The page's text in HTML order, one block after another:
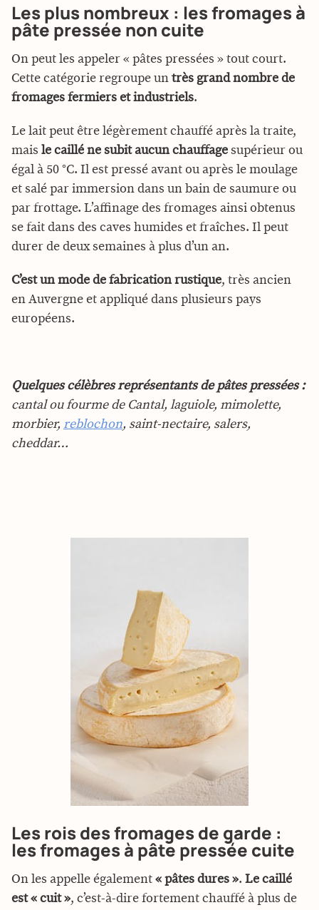
Les plus nombreux : les fromages à
pâte pressée non cuite
On peut les appeler « pâtes pressées » tout court.
Cette catégorie regroupe un très grand nombre de
fromages fermiers et industriels.
Le lait peut être légèrement chauffé après la traite,
mais le caillé ne subit aucun chauffage supérieur ou
égal à 50 °C. Il est pressé avant ou après le moulage
et salé par immersion dans un bain de saumure ou
par frottage. L’affinage des fromages ainsi obtenus
se fait dans des caves humides et fraîches. Il peut
durer de deux semaines à plus d’un an.
C’est un mode de fabrication rustique, très ancien
en Auvergne et appliqué dans plusieurs pays
européens.
Quelques célèbres représentants de pâtes pressées :
cantal ou fourme de Cantal, laguiole, mimolette,
morbier, reblochon, saint-nectaire, salers,
cheddar…
Les rois des fromages de garde :
les fromages à pâte pressée cuite
On les appelle également « pâtes dures ». Le caillé
est « cuit », c’est-à-dire fortement chauffé à plus de